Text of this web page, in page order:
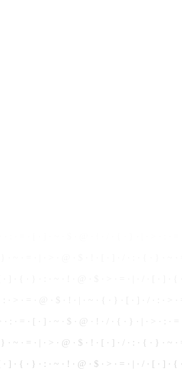
: · = · [ · ] · ~ · $ · @ · ! · / · { · } · | · > · : ·
· ~ · = · | · > · @ · $ · ! · [ · ] · / · : · { · } · ~
· ] · { · } · : · ~ · ! · @ · $ · > · = · | · / · [ · ] · {